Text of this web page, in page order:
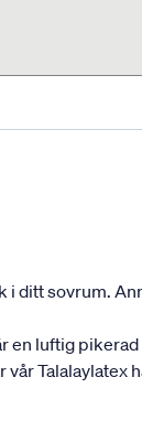
ditt sovrum.
en luftig